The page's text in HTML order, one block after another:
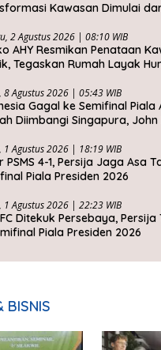
Kawasan Dimulai
2 Agustus 2026 | 08:10 WIB
AHY Resmikan Penataan
Tegaskan Rumah Layak
8 Agustus 2026 | 05:43 WIB
Gagal ke Semifinal Piala
Diimbangi Singapura,
1 Agustus 2026 | 18:19 WIB
PSMS 4-1, Persija Jaga Asa
Piala Presiden 2026
1 Agustus 2026 | 22:23 WIB
Ditekuk Persebaya, Persija
Piala Presiden 2026
BISNIS